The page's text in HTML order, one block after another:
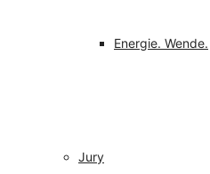
Energie. Wende.
Jury